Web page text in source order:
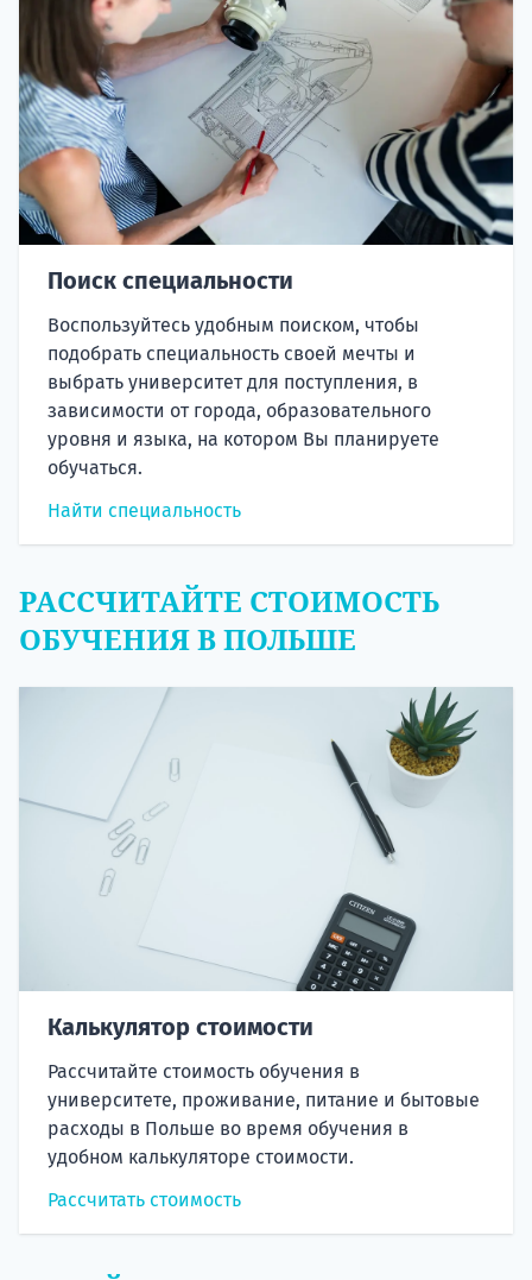
Поиск специальности
Воспользуйтесь удобным поиском, чтобы
подобрать специальность своей мечты и
выбрать университет для поступления, в
зависимости от города, образовательного
уровня и языка, на котором Вы планируете
обучаться.
Найти специальность
РАССЧИТАЙТЕ СТОИМОСТЬ
ОБУЧЕНИЯ В ПОЛЬШЕ
Калькулятор стоимости
Рассчитайте стоимость обучения в
университете, проживание, питание и бытовые
расходы в Польше во время обучения в
удобном калькуляторе стоимости.
Рассчитать стоимость